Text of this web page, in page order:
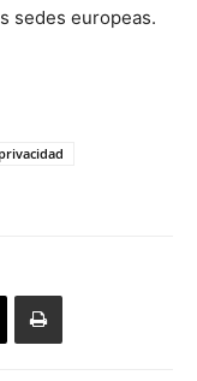
sedes europeas.